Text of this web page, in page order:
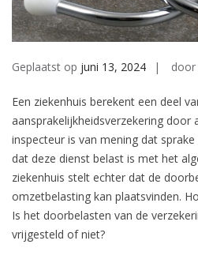
Geplaatst op juni 13, 2024 door
Een ziekenhuis berekent een deel
aansprakelijkheidsverzekering door
inspecteur is van mening dat
dat deze dienst belast is met het
ziekenhuis stelt echter dat de
omzetbelasting kan plaatsvinden.
Is het doorbelasten van de
vrijgesteld of niet?